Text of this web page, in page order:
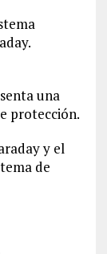
una
protección.
y el
de